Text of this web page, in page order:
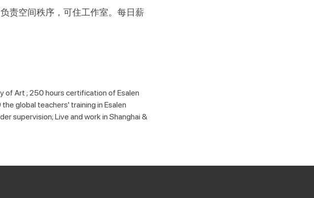
责空间秩序，可住工作室。每日薪
of Art ; 250 hours certification of Esalen
global teachers' training in Esalen
supervision; Live and work in Shanghai &